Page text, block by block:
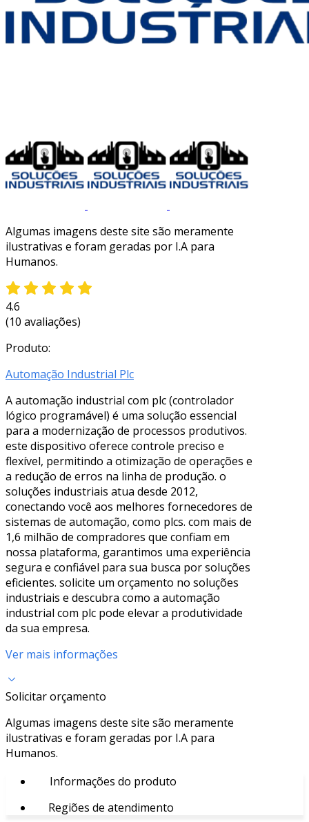
Algumas imagens deste site são meramente
ilustrativas e foram geradas por I.A para
Humanos.
4.6
(10 avaliações)
Produto:
Automação Industrial Plc
A automação industrial com plc (controlador
lógico programável) é uma solução essencial
para a modernização de processos produtivos.
este dispositivo oferece controle preciso e
flexível, permitindo a otimização de operações e
a redução de erros na linha de produção. o
soluções industriais atua desde 2012,
conectando você aos melhores fornecedores de
sistemas de automação, como plcs. com mais de
1,6 milhão de compradores que confiam em
nossa plataforma, garantimos uma experiência
segura e confiável para sua busca por soluções
eficientes. solicite um orçamento no soluções
industriais e descubra como a automação
industrial com plc pode elevar a produtividade
da sua empresa.
Ver mais informações
Solicitar orçamento
Algumas imagens deste site são meramente
ilustrativas e foram geradas por I.A para
Humanos.
Informações do produto
Regiões de atendimento